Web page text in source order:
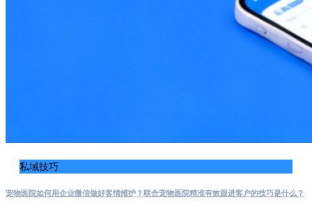
私域技巧
宠物医院如何用企业微信做好客情维护？联合宠物医院精准有效跟进客户的技巧是什么？